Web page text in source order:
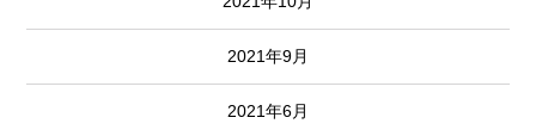
2021年9月
2021年6月